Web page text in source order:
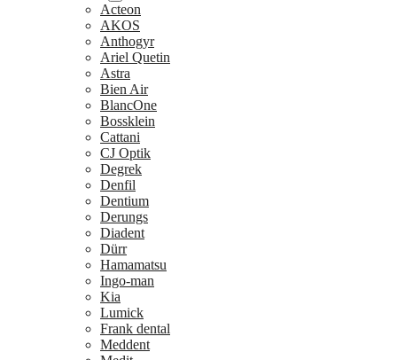
Acteon
AKOS
Anthogyr
Ariel Quetin
Astra
Bien Air
BlancOne
Bossklein
Cattani
CJ Optik
Degrek
Denfil
Dentium
Derungs
Diadent
Dürr
Hamamatsu
Ingo-man
Kia
Lumick
Frank dental
Meddent